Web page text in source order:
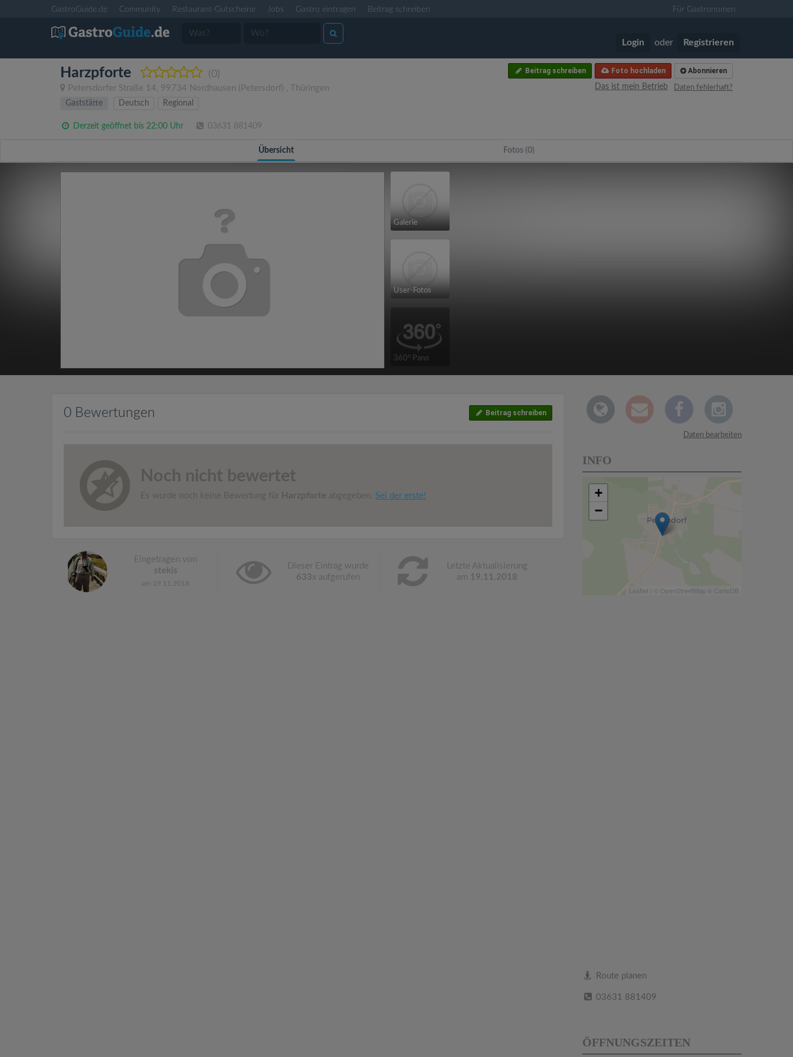
GastroGuide.de Community Restaurant-Gutscheine Jobs Gastro eintragen Beitrag schreiben Für Gastronomen
Login oder Registrieren
Harzpforte (0)
Petersdorfer Straße 14, 99734 Nordhausen (Petersdorf) , Thüringen
Abonnieren
Foto hochladen
Beitrag schreiben
Daten fehlerhaft?
Das ist mein Betrieb
Gaststätte
Deutsch Regional
Derzeit geöffnet bis 22:00 Uhr 03631 881409
Übersicht Fotos (0)
Galerie
User-Fotos
360° Pano
0 Bewertungen Beitrag schreiben
Noch nicht bewertet
Es wurde noch keine Bewertung für Harzpforte abgegeben. Sei der erste!
Eingetragen von
stekis
am 19.11.2018
Dieser Eintrag wurde
633x aufgerufen
Letzte Aktualisierung
am 19.11.2018
Daten bearbeiten
INFO
+
−
Leaflet | © OpenStreetMap © CartoDB
Route planen
03631 881409
ÖFFNUNGSZEITEN